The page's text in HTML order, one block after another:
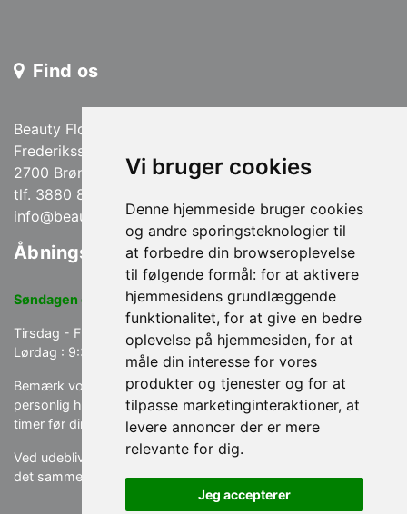
Vi bruger cookies
Denne hjemmeside bruger cookies
og andre sporingsteknologier til
at forbedre din browseroplevelse
til følgende formål: for at aktivere
hjemmesidens grundlæggende
funktionalitet, for at give en bedre
oplevelse på hjemmesiden, for at
måle din interesse for vores
produkter og tjenester og for at
tilpasse marketinginteraktioner, at
levere annoncer der er mere
relevante for dig.
Jeg accepterer
Find os
Beauty Flowers Hudpleje
Frederikssundsvej 168
2700 Brønshøj
tlf. 3880 8590 / 22152590
info@beautyflowers.dk
Åbningstider
Søndagen og Mandagen : Lukket.
Tirsdag - Fredag : 9:30 - 18:00
Lørdag : 9:30 -14:00
Lørdage er åben kun i ulige uger.
Bemærk vores afbudspolitik som er gældende ved telefonisk,
personlig henvendelse eller via vores Online Booking gerne 24
timer før din aftale.
Ved udeblivelse betales 100% af behandlingen og ved afbud
det sammen dag 50% af behandlingen.